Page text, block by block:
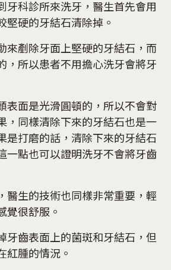
牙科診所來洗牙，醫生首先會用
堅硬的牙結石清除掉。
來剷除牙面上堅硬的牙結石，而
，所以患者不用擔心洗牙會將牙
表面是光滑圓頓的，所以不會對
，同樣清除下來的牙結石也是一
是打磨的話，清除下來的牙結石
一點也可以證明洗牙不會將牙齒
醫生的技術也同樣非常重要，輕
覺很舒服。
牙齒表面上的菌斑和牙結石，但
紅腫的情況。